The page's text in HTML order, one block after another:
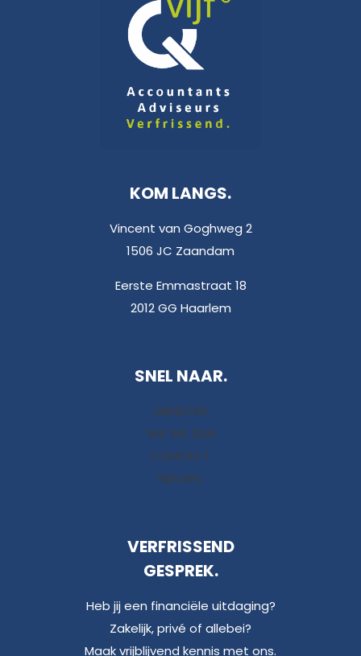
KOM LANGS.
Vincent van Goghweg 2
1506 JC Zaandam
Eerste Emmastraat 18
2012 GG Haarlem
SNEL NAAR.
DIENSTEN
WIE WE ZIJN
CONTACT
NIEUWS
VERFRISSEND
GESPREK.
Heb jij een financiële uitdaging?
Zakelijk, privé of allebei?
Maak vrijblijvend kennis met ons.